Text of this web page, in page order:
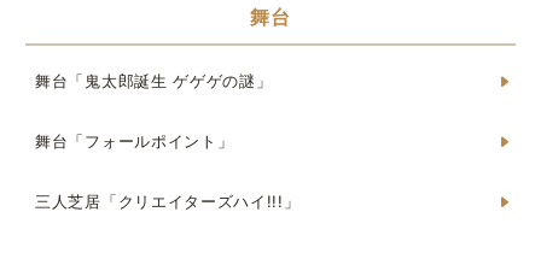
舞台
舞台「鬼太郎誕生 ゲゲゲの謎」
舞台「フォールポイント」
三人芝居「クリエイターズハイ!!!」